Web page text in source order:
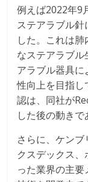
例えば2022年9
ステアラブル
した。これは
なステアラブ
アラブル器具
性向上を目指
認は、同社が
した後の動きで
さらに、ケン
クスデックス
った業界の主